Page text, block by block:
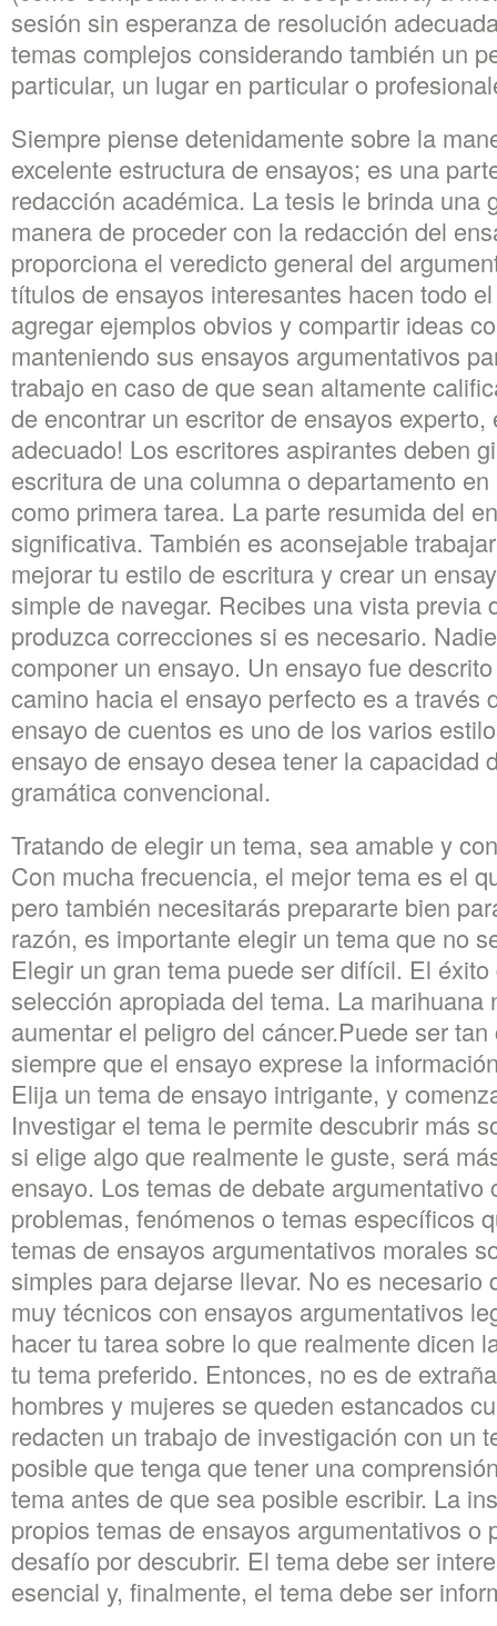
sesión sin esperanza de resolución
temas complejos considerando también un
particular, un lugar en particular o
Siempre piense detenidamente sobre la
excelente estructura de ensayos; es una
redacción académica. La tesis le brinda una
manera de proceder con la redacción del
proporciona el veredicto general del
títulos de ensayos interesantes hacen todo
agregar ejemplos obvios y compartir ideas
manteniendo sus ensayos argumentativos
trabajo en caso de que sean altamente
de encontrar un escritor de ensayos experto,
adecuado! Los escritores aspirantes deben
escritura de una columna o departamento
como primera tarea. La parte resumida del
significativa. También es aconsejable
mejorar tu estilo de escritura y crear un
simple de navegar. Recibes una vista previa
produzca correcciones si es necesario.
componer un ensayo. Un ensayo fue
camino hacia el ensayo perfecto es a través
ensayo de cuentos es uno de los varios
ensayo de ensayo desea tener la capacidad
gramática convencional.
Tratando de elegir un tema, sea amable y
Con mucha frecuencia, el mejor tema es el
pero también necesitarás prepararte bien
razón, es importante elegir un tema que no
Elegir un gran tema puede ser difícil. El
selección apropiada del tema. La marihuana
aumentar el peligro del cáncer.Puede ser
siempre que el ensayo exprese la
Elija un tema de ensayo intrigante, y
Investigar el tema le permite descubrir más
si elige algo que realmente le guste, será
ensayo. Los temas de debate argumentativo
problemas, fenómenos o temas específicos
temas de ensayos argumentativos morales
simples para dejarse llevar. No es
muy técnicos con ensayos argumentativos
hacer tu tarea sobre lo que realmente dicen
tu tema preferido. Entonces, no es de
hombres y mujeres se queden estancados
redacten un trabajo de investigación con un
posible que tenga que tener una
tema antes de que sea posible escribir. La
propios temas de ensayos argumentativos o
desafío por descubrir. El tema debe ser
esencial y, finalmente, el tema debe ser